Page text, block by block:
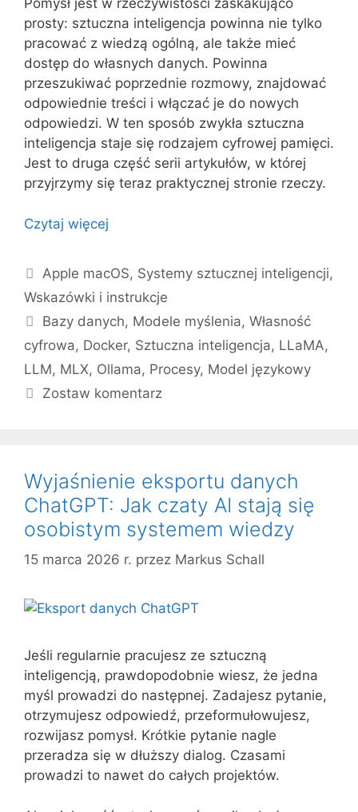
Pomysł jest w rzeczywistości zaskakująco
prosty: sztuczna inteligencja powinna nie tylko
pracować z wiedzą ogólną, ale także mieć
dostęp do własnych danych. Powinna
przeszukiwać poprzednie rozmowy, znajdować
odpowiednie treści i włączać je do nowych
odpowiedzi. W ten sposób zwykła sztuczna
inteligencja staje się rodzajem cyfrowej pamięci.
Jest to druga część serii artykułów, w której
przyjrzymy się teraz praktycznej stronie rzeczy.
Czytaj więcej
Kategorie
Apple macOS, Systemy sztucznej inteligencji,
Wskazówki i instrukcje
Tagi
Bazy danych, Modele myślenia,Własność
cyfrowa, Docker, Sztuczna inteligencja, LLaMA,
LLM, MLX, Ollama, Procesy, Model językowy
Zostaw komentarz
Wyjaśnienie eksportu danych
ChatGPT: Jak czaty AI stają się
osobistym systemem wiedzy
15 marca 2026 r. przez Markus Schall
Jeśli regularnie pracujesz ze sztuczną
inteligencją, prawdopodobnie wiesz, że jedna
myśl prowadzi do następnej. Zadajesz pytanie,
otrzymujesz odpowiedź, przeformułowujesz,
rozwijasz pomysł. Krótkie pytanie nagle
przeradza się w dłuższy dialog. Czasami
prowadzi to nawet do całych projektów.